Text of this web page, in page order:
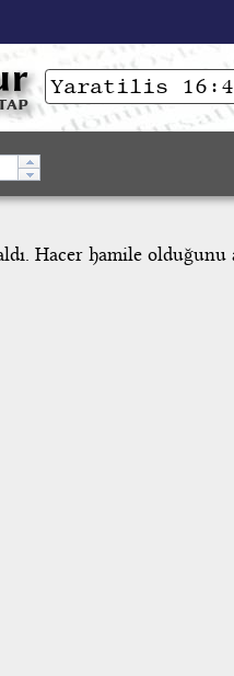
Hacer hamile olduğunu